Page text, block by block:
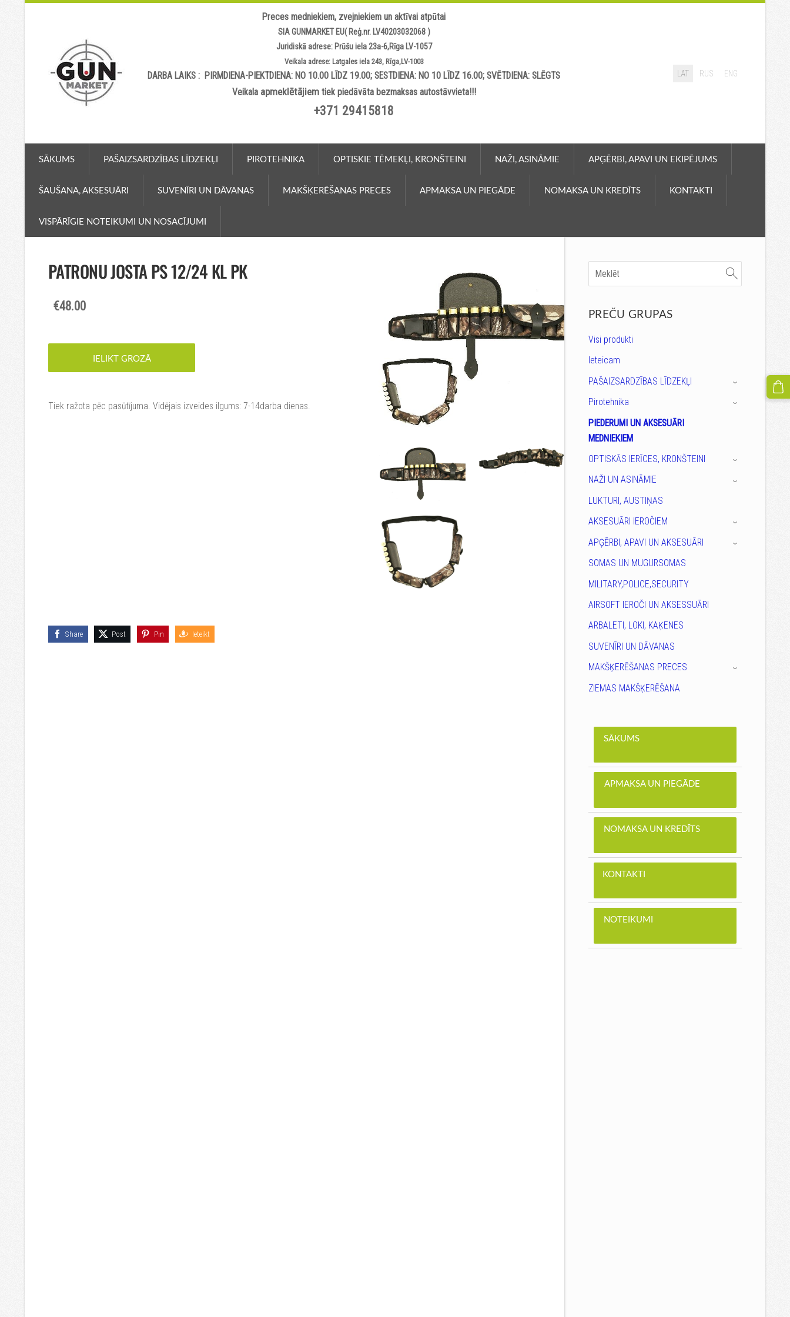
Preces medniekiem, zvejniekiem un aktīvai atpūtai
SIA GUNMARKET EU( Reģ.nr. LV40203032068 )
Juridiskā adrese: Prūšu iela 23a-6,Rīga LV-1057
Veikala adrese: Latgales iela 243, Rīga,LV-1003
DARBA LAIKS : PIRMDIENA-PIEKTDIENA: NO 10.00 LĪDZ 19.00; SESTDIENA: NO 10 LĪDZ 16.00; SVĒTDIENA: SLĒGTS
Veikala apmeklētājiemtiek piedāvāta bezmaksas autostāvvieta!!!
+371 29415818
LAT RUS ENG
SĀKUMS PAŠAIZSARDZĪBAS LĪDZEKĻI PIROTEHNIKA OPTISKIE TĒMEKĻI, KRONŠTEINI NAŽI, ASINĀMIE APĢĒRBI, APAVI UN EKIPĒJUMS
ŠAUŠANA, AKSESUĀRI SUVENĪRI UN DĀVANAS MAKŠĶERĒŠANAS PRECES APMAKSA UN PIEGĀDE NOMAKSA UN KREDĪTS KONTAKTI
VISPĀRĪGIE NOTEIKUMI UN NOSACĪJUMI
PREČU GRUPAS
Visi produkti
Ieteicam
PAŠAIZSARDZĪBAS LĪDZEKĻI
›
Pirotehnika ›
PIEDERUMI UN AKSESUĀRI
MEDNIEKIEM
OPTISKĀS IERĪCES, KRONŠTEINI
›
NAŽI UN ASINĀMIE ›
LUKTURI, AUSTIŅAS
AKSESUĀRI IEROČIEM
›
APĢĒRBI, APAVI UN AKSESUĀRI ›
SOMAS UN MUGURSOMAS
MILITARY,POLICE,SECURITY
AIRSOFT IEROČI UN AKSESSUĀRI
ARBALETI, LOKI, KAĶENES
SUVENĪRI UN DĀVANAS
MAKŠĶERĒŠANAS PRECES
›
ZIEMAS MAKŠĶERĒŠANA
SĀKUMS
APMAKSA UN PIEGĀDE
NOMAKSA UN KREDĪTS
KONTAKTI
NOTEIKUMI
PATRONU JOSTA PS 12/24 KL PK
€48.00
IELIKT GROZĀ
Tiek ražota pēc pasūtījuma. Vidējais izveides ilgums: 7-14darba dienas.
Share Post Pin Ieteikt